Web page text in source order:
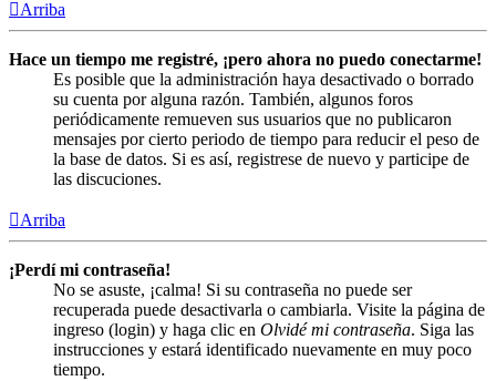
Arriba
Hace un tiempo me registré, ¡pero ahora no puedo conectarme!
Es posible que la administración haya desactivado o borrado
su cuenta por alguna razón. También, algunos foros
periódicamente remueven sus usuarios que no publicaron
mensajes por cierto periodo de tiempo para reducir el peso de
la base de datos. Si es así, registrese de nuevo y participe de
las discuciones.
Arriba
¡Perdí mi contraseña!
No se asuste, ¡calma! Si su contraseña no puede ser
recuperada puede desactivarla o cambiarla. Visite la página de
ingreso (login) y haga clic en Olvidé mi contraseña. Siga las
instrucciones y estará identificado nuevamente en muy poco
tiempo.